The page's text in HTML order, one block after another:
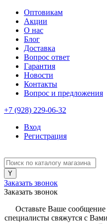
Оптовикам
Акции
О нас
Блог
Доставка
Вопрос ответ
Гарантия
Новости
Контакты
Вопрос и предложения
+7 (928) 229-06-32
Вход
Регистрация
Заказать звонок
Заказать звонок
Оставьте Ваше
специалисты свяжутся с